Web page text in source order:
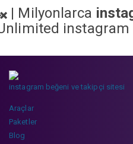
| Milyonlarca
instagram beğeni ve takipçi sitesi
Araçlar
Paketler
Blog